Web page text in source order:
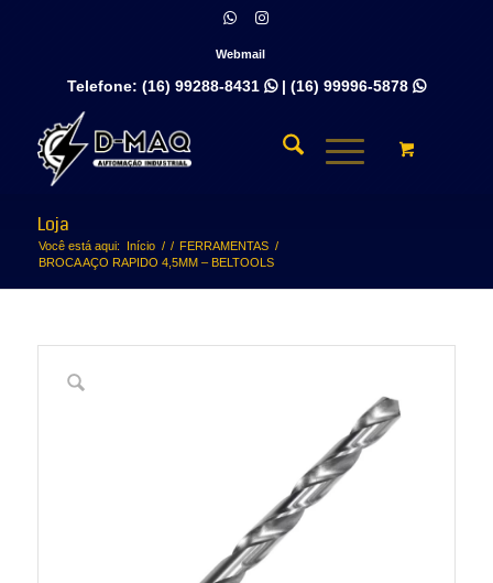
Webmail
Telefone: (16) 99288-8431 | (16) 99996-5878 
Loja
Você está aqui: Início / / FERRAMENTAS /
BROCA AÇO RAPIDO 4,5MM – BELTOOLS